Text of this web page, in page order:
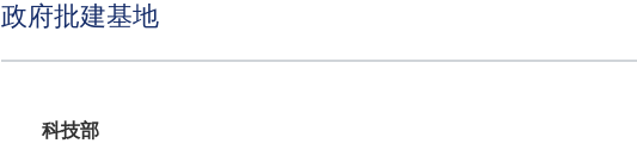
政府批建基地
科技部